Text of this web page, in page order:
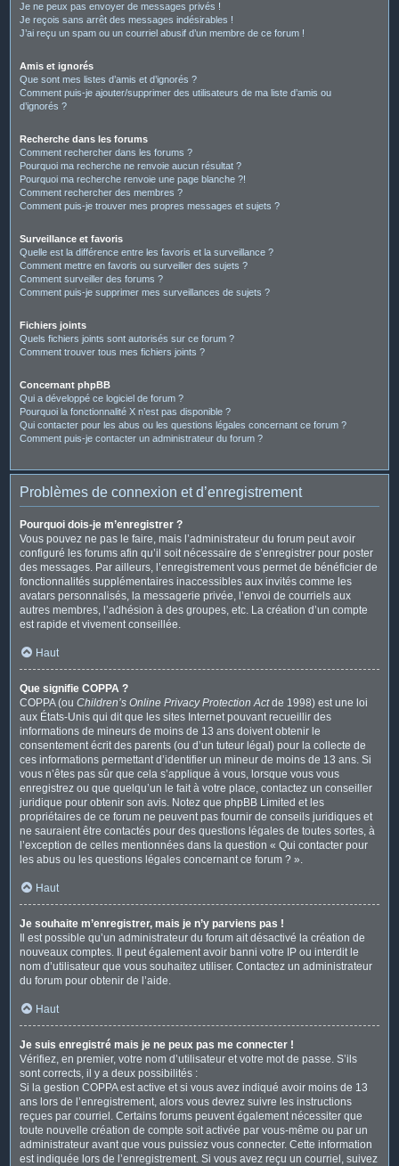
Je ne peux pas envoyer de messages privés !
Je reçois sans arrêt des messages indésirables !
J’ai reçu un spam ou un courriel abusif d’un membre de ce forum !
Amis et ignorés
Que sont mes listes d’amis et d’ignorés ?
Comment puis-je ajouter/supprimer des utilisateurs de ma liste d’amis ou
d’ignorés ?
Recherche dans les forums
Comment rechercher dans les forums ?
Pourquoi ma recherche ne renvoie aucun résultat ?
Pourquoi ma recherche renvoie une page blanche ?!
Comment rechercher des membres ?
Comment puis-je trouver mes propres messages et sujets ?
Surveillance et favoris
Quelle est la différence entre les favoris et la surveillance ?
Comment mettre en favoris ou surveiller des sujets ?
Comment surveiller des forums ?
Comment puis-je supprimer mes surveillances de sujets ?
Fichiers joints
Quels fichiers joints sont autorisés sur ce forum ?
Comment trouver tous mes fichiers joints ?
Concernant phpBB
Qui a développé ce logiciel de forum ?
Pourquoi la fonctionnalité X n’est pas disponible ?
Qui contacter pour les abus ou les questions légales concernant ce forum ?
Comment puis-je contacter un administrateur du forum ?
Problèmes de connexion et d’enregistrement
Pourquoi dois-je m’enregistrer ?
Vous pouvez ne pas le faire, mais l’administrateur du forum peut avoir
configuré les forums afin qu’il soit nécessaire de s’enregistrer pour poster
des messages. Par ailleurs, l’enregistrement vous permet de bénéficier de
fonctionnalités supplémentaires inaccessibles aux invités comme les
avatars personnalisés, la messagerie privée, l’envoi de courriels aux
autres membres, l’adhésion à des groupes, etc. La création d’un compte
est rapide et vivement conseillée.
Haut
Que signifie COPPA ?
COPPA (ou Children’s Online Privacy Protection Actde 1998) est une loi
aux États-Unis qui dit que les sites Internet pouvant recueillir des
informations de mineurs de moins de 13 ans doivent obtenir le
consentement écrit des parents (ou d’un tuteur légal) pour la collecte de
ces informations permettant d’identifier un mineur de moins de 13 ans. Si
vous n’êtes pas sûr que cela s’applique à vous, lorsque vous vous
enregistrez ou que quelqu’un le fait à votre place, contactez un conseiller
juridique pour obtenir son avis. Notez que phpBB Limited et les
propriétaires de ce forum ne peuvent pas fournir de conseils juridiques et
ne sauraient être contactés pour des questions légales de toutes sortes, à
l’exception de celles mentionnées dans la question « Qui contacter pour
les abus ou les questions légales concernant ce forum ? ».
Haut
Je souhaite m’enregistrer, mais je n’y parviens pas !
Il est possible qu’un administrateur du forum ait désactivé la création de
nouveaux comptes. Il peut également avoir banni votre IP ou interdit le
nom d’utilisateur que vous souhaitez utiliser. Contactez un administrateur
du forum pour obtenir de l’aide.
Haut
Je suis enregistré mais je ne peux pas me connecter !
Vérifiez, en premier, votre nom d’utilisateur et votre mot de passe. S’ils
sont corrects, il y a deux possibilités :
Si la gestion COPPA est active et si vous avez indiqué avoir moins de 13
ans lors de l’enregistrement, alors vous devrez suivre les instructions
reçues par courriel. Certains forums peuvent également nécessiter que
toute nouvelle création de compte soit activée par vous-même ou par un
administrateur avant que vous puissiez vous connecter. Cette information
est indiquée lors de l’enregistrement. Si vous avez reçu un courriel, suivez